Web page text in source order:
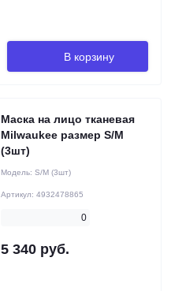
В корзину
Маска на лицо тканевая
Milwaukee размер S/M
(3шт)
Модель: S/M (3шт)
Артикул: 4932478865
0
5 340 руб.